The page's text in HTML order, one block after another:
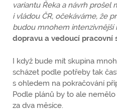
variantu Řeka a návrh prošel
i vládou ČR, očekáváme, že
budou mnohem intenzivnější
dopravu a vedoucí pracovní
I když bude mít skupina
scházet podle potřeby tak
s ohledem na pokračování
Podle plánů by to ale
za dva měsíce.